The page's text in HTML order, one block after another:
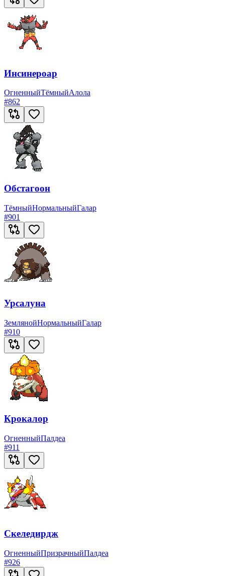
Инсинероар
ОгненныйТёмныйАлола
#862
Обстагоон
ТёмныйНормальныйГалар
#901
Урсалуна
ЗемлянойНормальныйГалар
#910
Крокалор
ОгненныйПалдеа
#911
Скеледирдж
ОгненныйПризрачныйПалдеа
#926